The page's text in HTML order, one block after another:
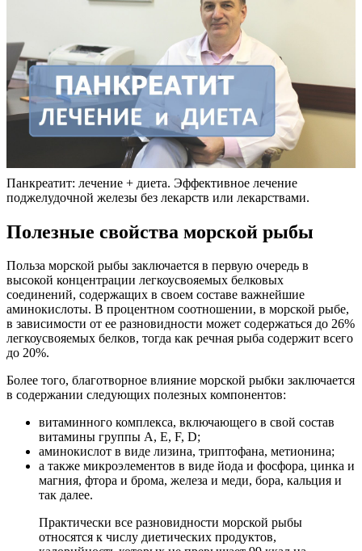
Панкреатит: лечение + диета. Эффективное лечение
поджелудочной железы без лекарств или лекарствами.
Полезные свойства морской рыбы
Польза морской рыбы заключается в первую очередь в
высокой концентрации легкоусвояемых белковых
соединений, содержащих в своем составе важнейшие
аминокислоты. В процентном соотношении, в морской рыбе,
в зависимости от ее разновидности может содержаться до 26%
легкоусвояемых белков, тогда как речная рыба содержит всего
до 20%.
Более того, благотворное влияние морской рыбки заключается
в содержании следующих полезных компонентов:
витаминного комплекса, включающего в свой состав
витамины группы А, Е, F, D;
аминокислот в виде лизина, триптофана, метионина;
а также микроэлементов в виде йода и фосфора, цинка и
магния, фтора и брома, железа и меди, бора, кальция и
так далее.
Практически все разновидности морской рыбы
относятся к числу диетических продуктов,